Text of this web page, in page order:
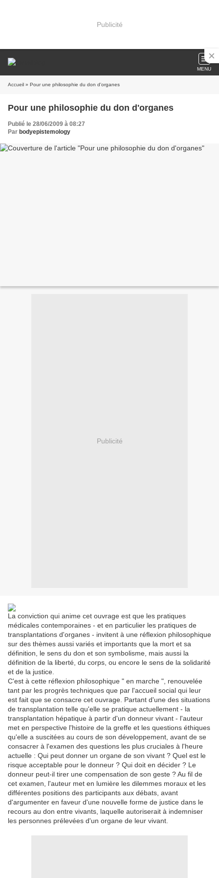
Publicité
MENU
Accueil » Pour une philosophie du don d'organes
Pour une philosophie du don d'organes
Publié le 28/06/2009 à 08:27
Par bodyepistemology
Publicité
La conviction qui anime cet ouvrage est que les pratiques
médicales contemporaines - et en particulier les pratiques de
transplantations d'organes - invitent à une réflexion philosophique
sur des thèmes aussi variés et importants que la mort et sa
définition, le sens du don et son symbolisme, mais aussi la
définition de la liberté, du corps, ou encore le sens de la solidarité
et de la justice.
C'est à cette réflexion philosophique " en marche ", renouvelée
tant par les progrès techniques que par l'accueil social qui leur
est fait que se consacre cet ouvrage. Partant d'une des situations
de transplantation telle qu'elle se pratique actuellement - la
transplantation hépatique à partir d'un donneur vivant - l'auteur
met en perspective l'histoire de la greffe et les questions éthiques
qu'elle a suscitées au cours de son développement, avant de se
consacrer à l'examen des questions les plus cruciales à l'heure
actuelle : Qui peut donner un organe de son vivant ? Quel est le
risque acceptable pour le donneur ? Qui doit en décider ? Le
donneur peut-il tirer une compensation de son geste ? Au fil de
cet examen, l'auteur met en lumière les dilemmes moraux et les
différentes positions des participants aux débats, avant
d'argumenter en faveur d'une nouvelle forme de justice dans le
recours au don entre vivants, laquelle autoriserait à indemniser
les personnes prélevées d'un organe de leur vivant.